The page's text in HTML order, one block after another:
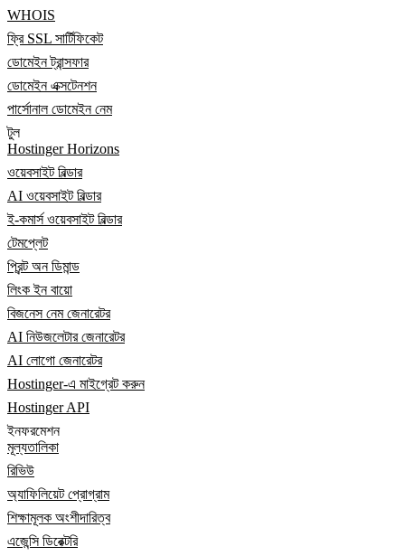
WHOIS
ফ্রি SSL সার্টিফিকেট
ডোমেইন ট্রান্সফার
ডোমেইন এক্সটেনশন
পার্সোনাল ডোমেইন নেম
টুল
Hostinger Horizons
ওয়েবসাইট বিল্ডার
AI ওয়েবসাইট বিল্ডার
ই-কমার্স ওয়েবসাইট বিল্ডার
টেমপ্লেট
প্রিন্ট অন ডিমান্ড
লিংক ইন বায়ো
বিজনেস নেম জেনারেটর
AI নিউজলেটার জেনারেটর
AI লোগো জেনারেটর
Hostinger-এ মাইগ্রেট করুন
Hostinger API
ইনফরমেশন
মূল্যতালিকা
রিভিউ
অ্যাফিলিয়েট প্রোগ্রাম
শিক্ষামূলক অংশীদারিত্ব
এজেন্সি ডিরেক্টরি